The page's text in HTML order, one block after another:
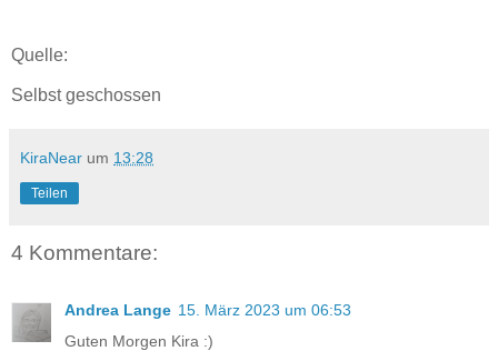
Quelle:
Selbst geschossen
KiraNear um 13:28
Teilen
4 Kommentare:
Andrea Lange 15. März 2023 um 06:53
Guten Morgen Kira :)